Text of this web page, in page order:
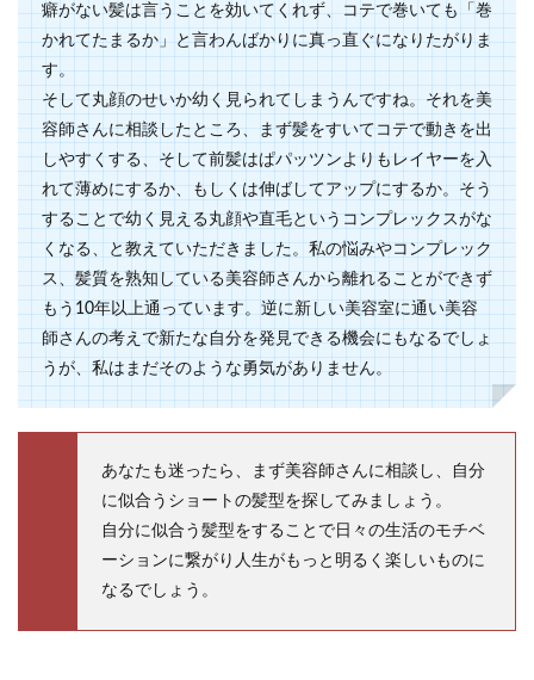
癖がない髪は言うことを効いてくれず、コテで巻いても「巻
かれてたまるか」と言わんばかりに真っ直ぐになりたがりま
す。
そして丸顔のせいか幼く見られてしまうんですね。それを美
容師さんに相談したところ、まず髪をすいてコテで動きを出
しやすくする、そして前髪はぱパッツンよりもレイヤーを入
れて薄めにするか、もしくは伸ばしてアップにするか。そう
することで幼く見える丸顔や直毛というコンプレックスがな
くなる、と教えていただきました。私の悩みやコンプレック
ス、髪質を熟知している美容師さんから離れることができず
もう10年以上通っています。逆に新しい美容室に通い美容
師さんの考えで新たな自分を発見できる機会にもなるでしょ
うが、私はまだそのような勇気がありません。
あなたも迷ったら、まず美容師さんに相談し、自分
に似合うショートの髪型を探してみましょう。
自分に似合う髪型をすることで日々の生活のモチベ
ーションに繋がり人生がもっと明るく楽しいものに
なるでしょう。